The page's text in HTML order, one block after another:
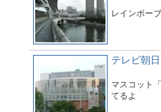
レインボー
テレビ朝日
マスコット
てるよ